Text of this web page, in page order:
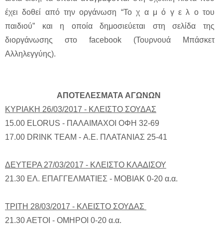
έχει δοθεί από την οργάνωση “Το χ α μ ό γ ε λ ο του
παιδιού” και η οποία δημοσιεύεται στη σελίδα της
διοργάνωσης στο facebook (Τουρνουά Μπάσκετ
Αλληλεγγύης).
ΑΠΟΤΕΛΕΣΜΑΤΑ ΑΓΩΝΩΝ
ΚΥΡΙΑΚΗ 26/03/2017 - ΚΛΕΙΣΤΟ ΣΟΥΔΑΣ
15.00 ELORUS - ΠΑΛΑΙΜΑΧΟΙ ΟΦΗ 32-69
17.00 DRINK TEAM - Α.Ε. ΠΛΑΤΑΝΙΑΣ 25-41
ΔΕΥΤΕΡΑ 27/03/2017 - ΚΛΕΙΣΤΟ ΚΛΑΔΙΣΟΥ
21.30 ΕΛ. ΕΠΑΓΓΕΛΜΑΤΙΕΣ - ΜΟΒΙΑΚ 0-20 α.α.
ΤΡΙΤΗ 28/03/2017 - ΚΛΕΙΣΤΟ ΣΟΥΔΑΣ
21.30 ΑΕΤΟΙ - ΟΜΗΡΟΙ 0-20 α.α.